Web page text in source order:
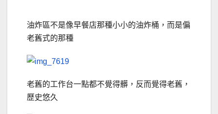
油炸區不是像早餐店那種小小的油炸桶，而是偏
老舊式的那種
老舊的工作台一點都不覺得髒，反而覺得老舊，
歷史悠久